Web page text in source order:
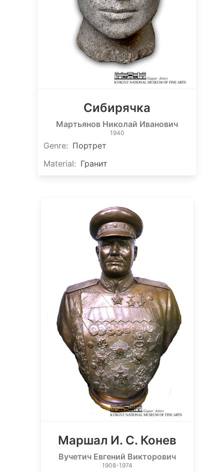
Сибирячка
Мартьянов Николай Иванович
1940
Genre: Портрет
Material: Гранит
Маршал И. С. Конев
Вучетич Евгений Викторович
1908-1974